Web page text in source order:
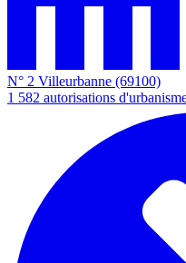
N° 2 Villeurbanne (69100)
1 582 autorisations